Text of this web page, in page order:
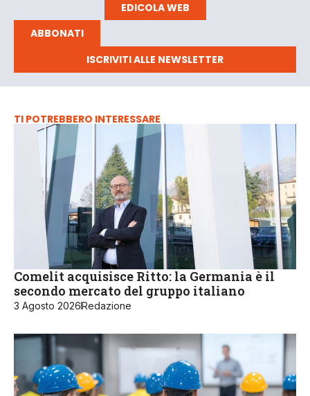
EDICOLA WEB
ABBONATI
ISCRIVITI ALLE NEWSLETTER
TI POTREBBERO INTERESSARE
Comelit acquisisce Ritto: la Germania è il
secondo mercato del gruppo italiano
3 Agosto 2026Redazione